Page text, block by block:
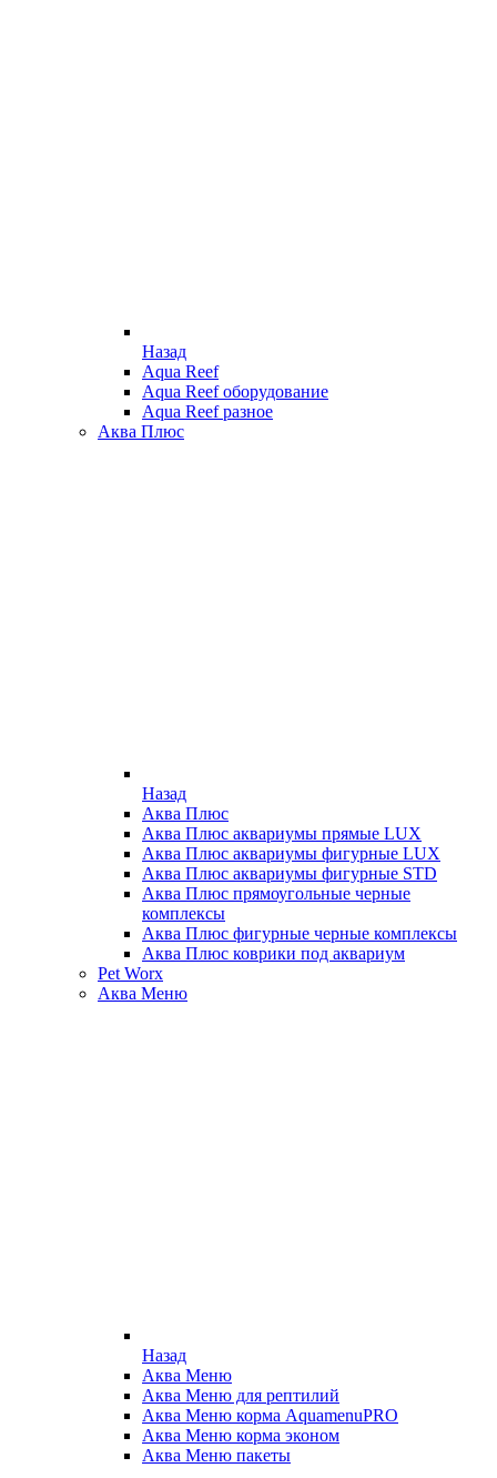
Назад
Aqua Reef
Aqua Reef оборудование
Aqua Reef разное
Аква Плюс
Назад
Аква Плюс
Аква Плюс аквариумы прямые LUX
Аква Плюс аквариумы фигурные LUX
Аква Плюс аквариумы фигурные STD
Аква Плюс прямоугольные черные
комплексы
Аква Плюс фигурные черные комплексы
Аква Плюс коврики под аквариум
Pet Worx
Аква Меню
Назад
Аква Меню
Аква Меню для рептилий
Аква Меню корма AquamenuPRO
Аква Меню корма эконом
Аква Меню пакеты